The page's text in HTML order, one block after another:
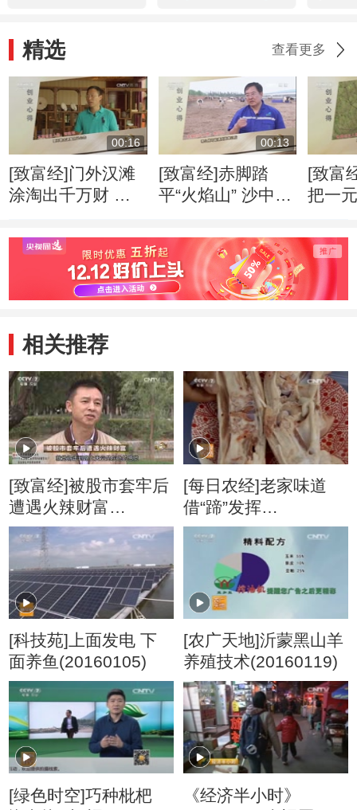
精选 查看更多
00:16
[致富经]门外汉滩
涂淘出千万财 创
00:13
[致富经]赤脚踏
平“火焰山” 沙中掘
得
[致富
把一
相关推荐
[致富经]被股市套牢后
遭遇火辣财富
20161201
[每日农经]老家味道
借“蹄”发挥
(20160126)
[科技苑]上面发电 下
面养鱼(20160105)
[农广天地]沂蒙黑山羊
养殖技术(20160119)
[绿色时空]巧种枇杷
《经济半小时》